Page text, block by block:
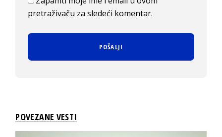
pretraživaču za sledeći komentar.
POVEZANE VESTI